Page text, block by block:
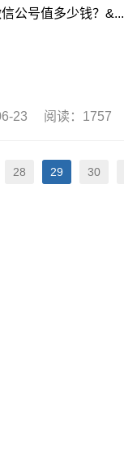
公号值多少钱？&...
23 阅读：1757
28 29 30